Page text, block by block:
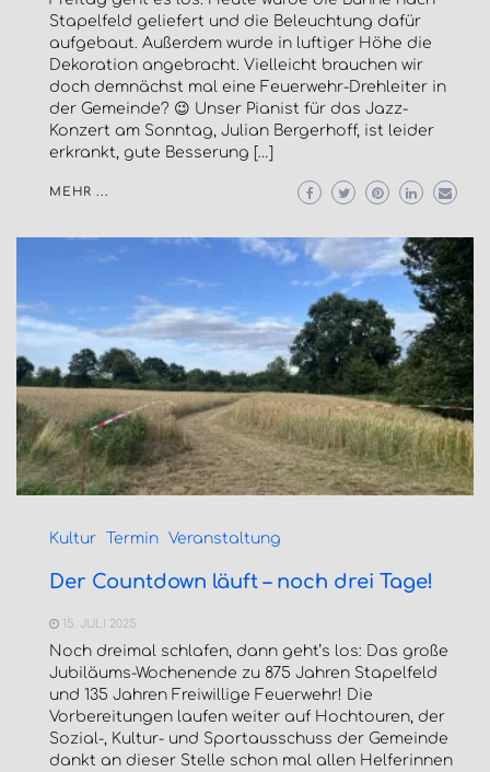
Stapelfeld geliefert und die Beleuchtung dafür
aufgebaut. Außerdem wurde in luftiger Höhe die
Dekoration angebracht. Vielleicht brauchen wir
doch demnächst mal eine Feuerwehr-Drehleiter in
der Gemeinde? 😉 Unser Pianist für das Jazz-
Konzert am Sonntag, Julian Bergerhoff, ist leider
erkrankt, gute Besserung […]
MEHR ...
Kultur Termin Veranstaltung
Der Countdown läuft – noch drei Tage!
15. JULI 2025
Noch dreimal schlafen, dann geht’s los: Das große
Jubiläums-Wochenende zu 875 Jahren Stapelfeld
und 135 Jahren Freiwillige Feuerwehr! Die
Vorbereitungen laufen weiter auf Hochtouren, der
Sozial-, Kultur- und Sportausschuss der Gemeinde
dankt an dieser Stelle schon mal allen Helferinnen